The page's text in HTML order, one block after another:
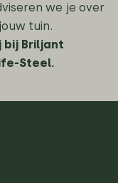
we je over
tuin.
bij Briljant
Steel.